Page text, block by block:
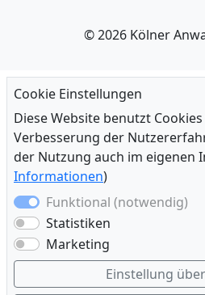
© 2026 Kölner
Cookie Einstellungen
Diese Website benutzt
Verbesserung der
der Nutzung auch im eigenen
Informationen)
Funktional (notwendig)
Statistiken
Marketing
Einstellung